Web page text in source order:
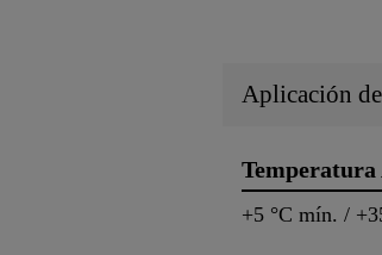
Aplicación
+5 °C mín. /